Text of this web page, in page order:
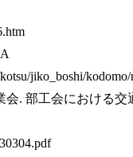
jiko_boshi/
. 部工会における